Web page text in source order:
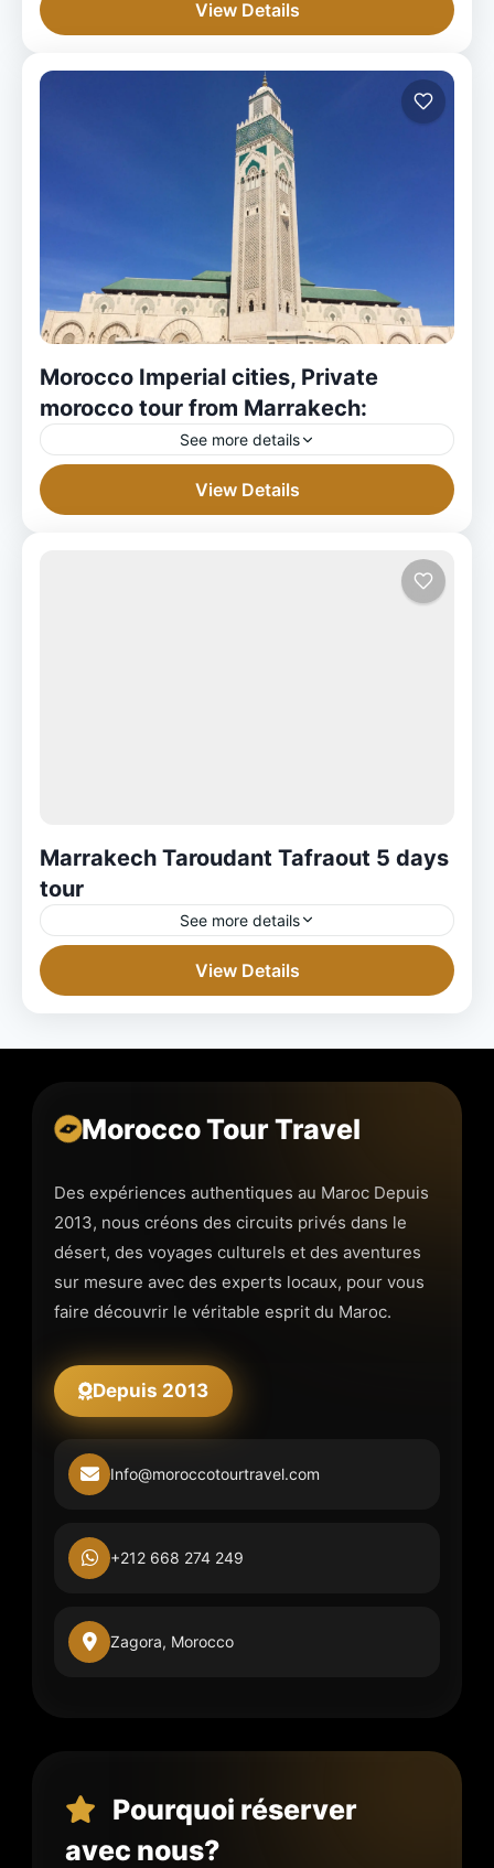
View Details
Morocco Imperial cities, Private
morocco tour from Marrakech:
See more details
View Details
Marrakech Taroudant Tafraout 5 days
tour
See more details
View Details
Morocco Tour Travel
Des expériences authentiques au Maroc Depuis
2013, nous créons des circuits privés dans le
désert, des voyages culturels et des aventures
sur mesure avec des experts locaux, pour vous
faire découvrir le véritable esprit du Maroc.
Depuis 2013
Info@moroccotourtravel.com
+212 668 274 249
Zagora, Morocco
Pourquoi réserver
avec nous?